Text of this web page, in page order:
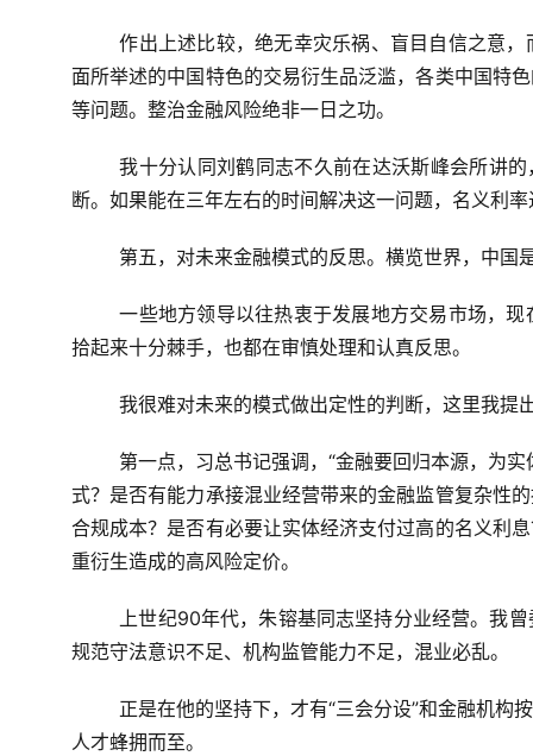
作出上述比较，绝无幸灾乐祸、盲目自信之意
面所举述的中国特色的交易衍生品泛滥，各类中国特
等问题。整治金融风险绝非一日之功。
我十分认同刘鹤同志不久前在达沃斯峰会所讲
断。如果能在三年左右的时间解决这一问题，名义利
第五，对未来金融模式的反思。横览世界，中国
一些地方领导以往热衷于发展地方交易市场，
拾起来十分棘手，也都在审慎处理和认真反思。
我很难对未来的模式做出定性的判断，这里我提
第一点，习总书记强调，“金融要回归本源，为
式？是否有能力承接混业经营带来的金融监管复杂性
合规成本？是否有必要让实体经济支付过高的名义利
重衍生造成的高风险定价。
上世纪90年代，朱镕基同志坚持分业经营。我
规范守法意识不足、机构监管能力不足，混业必乱。
正是在他的坚持下，才有“三会分设”和金融机构
人才蜂拥而至。